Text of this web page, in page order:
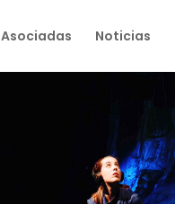
Asociadas Noticias